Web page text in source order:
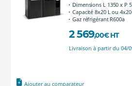
Dimensions L 1350 x P
Capacité 8x20 L ou 4x20
Gaz réfrigérant R600a
2 569,00€ HT
Livraison à partir du 04/
Ajouter au comparateur